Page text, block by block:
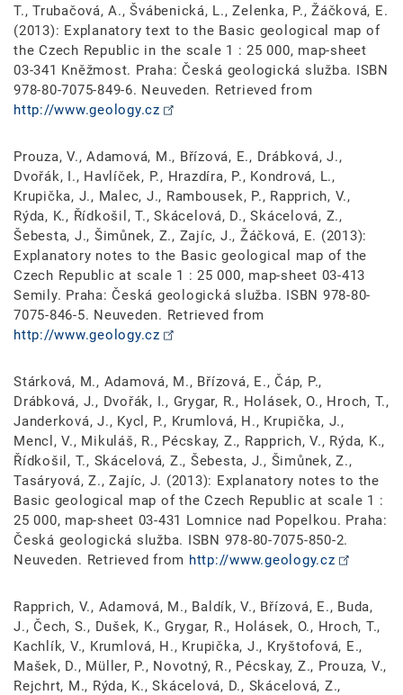
T., Trubačová, A., Švábenická, L., Zelenka, P., Žáčková, E.
(2013): Explanatory text to the Basic geological map of
the Czech Republic in the scale 1 : 25 000, map-sheet
03-341 Kněžmost. Praha: Česká geologická služba. ISBN
978-80-7075-849-6. Neuveden. Retrieved from
http://www.geology.cz
Prouza, V., Adamová, M., Břízová, E., Drábková, J.,
Dvořák, I., Havlíček, P., Hrazdíra, P., Kondrová, L.,
Krupička, J., Malec, J., Rambousek, P., Rapprich, V.,
Rýda, K., Řídkošil, T., Skácelová, D., Skácelová, Z.,
Šebesta, J., Šimůnek, Z., Zajíc, J., Žáčková, E. (2013):
Explanatory notes to the Basic geological map of the
Czech Republic at scale 1 : 25 000, map-sheet 03-413
Semily. Praha: Česká geologická služba. ISBN 978-80-
7075-846-5. Neuveden. Retrieved from
http://www.geology.cz
Stárková, M., Adamová, M., Břízová, E., Čáp, P.,
Drábková, J., Dvořák, I., Grygar, R., Holásek, O., Hroch, T.,
Janderková, J., Kycl, P., Krumlová, H., Krupička, J.,
Mencl, V., Mikuláš, R., Pécskay, Z., Rapprich, V., Rýda, K.,
Řídkošil, T., Skácelová, Z., Šebesta, J., Šimůnek, Z.,
Tasáryová, Z., Zajíc, J. (2013): Explanatory notes to the
Basic geological map of the Czech Republic at scale 1 :
25 000, map-sheet 03-431 Lomnice nad Popelkou. Praha:
Česká geologická služba. ISBN 978-80-7075-850-2.
Neuveden. Retrieved from http://www.geology.cz
Rapprich, V., Adamová, M., Baldík, V., Břízová, E., Buda,
J., Čech, S., Dušek, K., Grygar, R., Holásek, O., Hroch, T.,
Kachlík, V., Krumlová, H., Krupička, J., Kryštofová, E.,
Mašek, D., Müller, P., Novotný, R., Pécskay, Z., Prouza, V.,
Rejchrt, M., Rýda, K., Skácelová, D., Skácelová, Z.,